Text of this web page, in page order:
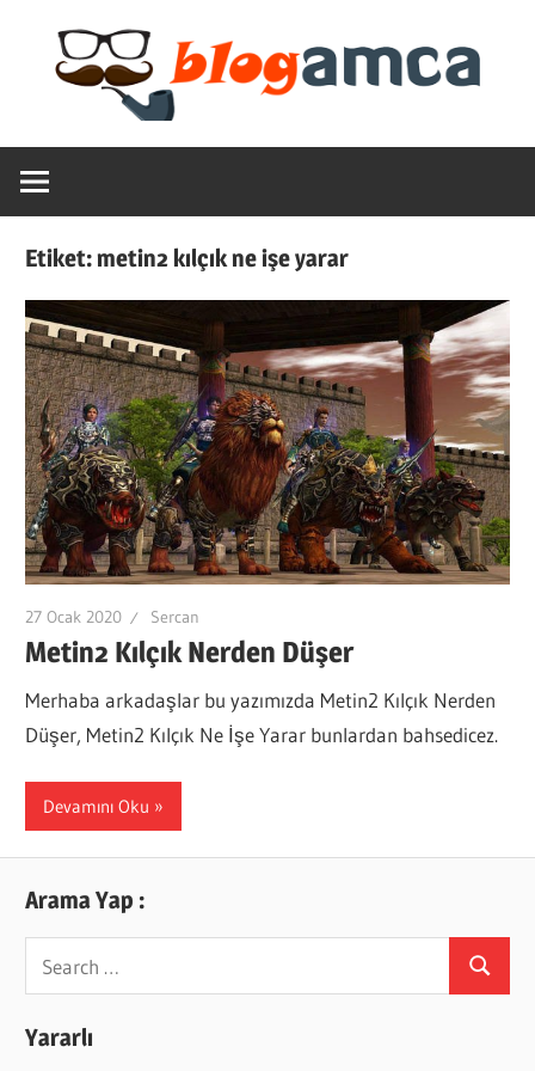
content
Blogamca
2025
Haber,
Blogların
Amcası
Etiket:metin2 kılçık ne işe yarar
27 Ocak 2020 Sercan
Metin2 Kılçık Nerden Düşer
Merhaba arkadaşlar bu yazımızda Metin2 Kılçık Nerden
Düşer, Metin2 Kılçık Ne İşe Yarar bunlardan bahsedicez.
Devamını Oku
Arama Yap :
for:
Search
Yararlı